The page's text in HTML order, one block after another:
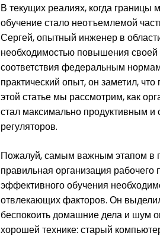
В текущих реалиях, когда границы
обучение стало неотъемлемой
Сергей, опытный инженер в
необходимостью повышения
соответствия федеральным
практический опыт, он заметил,
этой статье мы рассмотрим, как
стал максимально продуктивным
регуляторов.
Пожалуй, самым важным этапом в
правильная организация рабочего
эффективного обучения
отвлекающих факторов. Он
беспокоить домашние дела и шум
хорошей технике: старый